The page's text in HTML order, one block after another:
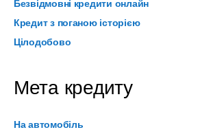
Безвідмовні кредити онлайн
Кредит з поганою історією
Цілодобово
Мета кредиту
На автомобіль